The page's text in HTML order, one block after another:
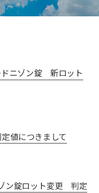
ドニゾン錠 新ロット
値につきまして
ン錠ロット変更 判定